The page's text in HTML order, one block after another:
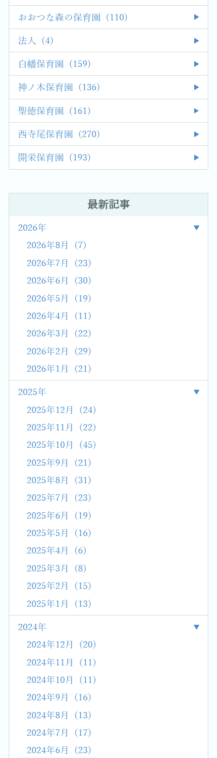
おおつな森の保育園 (110)
法人 (4)
白幡保育園 (159)
神ノ木保育園 (136)
聖徳保育園 (161)
西寺尾保育園 (270)
開栄保育園 (193)
最新記事
2026年
2026年8月 (7)
2026年7月 (23)
2026年6月 (30)
2026年5月 (19)
2026年4月 (11)
2026年3月 (22)
2026年2月 (29)
2026年1月 (21)
2025年
2025年12月 (24)
2025年11月 (22)
2025年10月 (45)
2025年9月 (21)
2025年8月 (31)
2025年7月 (23)
2025年6月 (19)
2025年5月 (16)
2025年4月 (6)
2025年3月 (8)
2025年2月 (15)
2025年1月 (13)
2024年
2024年12月 (20)
2024年11月 (11)
2024年10月 (11)
2024年9月 (16)
2024年8月 (13)
2024年7月 (17)
2024年6月 (23)